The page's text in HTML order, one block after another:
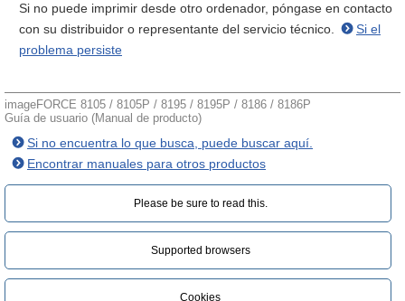
Si no puede imprimir desde otro ordenador, póngase en contacto
con su distribuidor o representante del servicio técnico.
Si el
problema persiste
imageFORCE 8105 / 8105P / 8195 / 8195P / 8186 / 8186P
Guía de usuario (Manual de producto)
Si no encuentra lo que busca, puede buscar aquí.
Encontrar manuales para otros productos
Please be sure to read this.‎
Supported browsers
Cookies